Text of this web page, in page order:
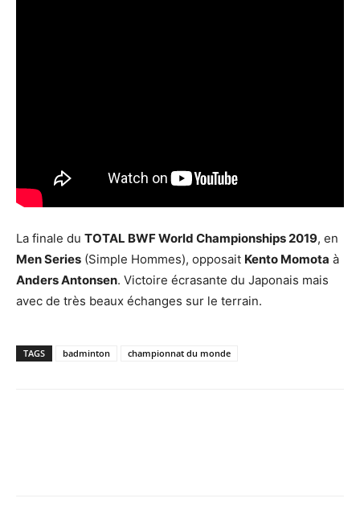
La finale du TOTAL BWF World Championships 2019, en
Men Series (Simple Hommes), opposait Kento Momota à
Anders Antonsen. Victoire écrasante du Japonais mais
avec de très beaux échanges sur le terrain.
TAGS badminton championnat du monde